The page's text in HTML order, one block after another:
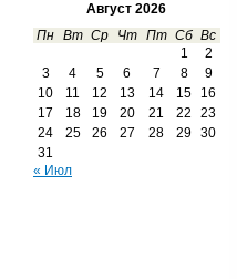
Август 2026
Пн Вт Ср Чт Пт Сб Вс
1
2
3
4 5 6 7 8
9
10
11 12 13 14 15
16
17
18 19 20 21 22
23
24
25 26 27 28 29
30
31
« Июл